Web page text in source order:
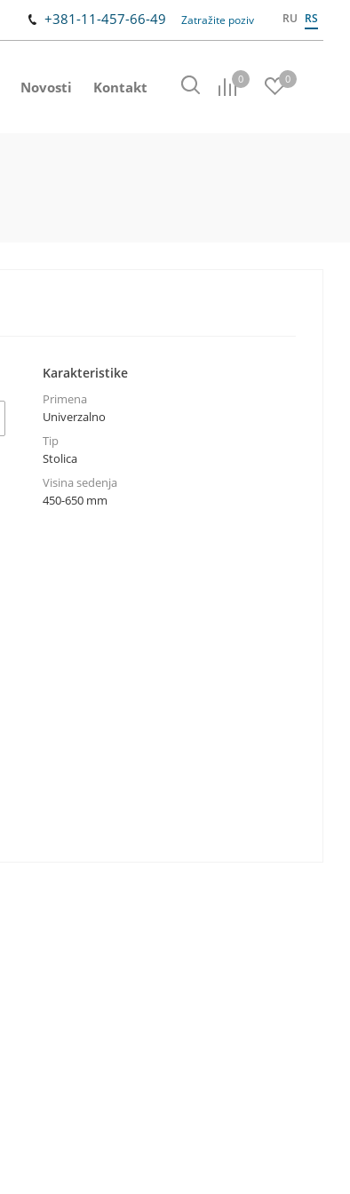
+381-11-457-66-49 Zatražite poziv RU RS
0 0
Novosti Kontakt
Karakteristike
Primena
Univerzalno
Tip
Stolica
Visina sedenja
450-650 mm